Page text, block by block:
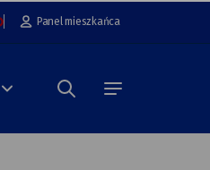
Panel mieszkańca